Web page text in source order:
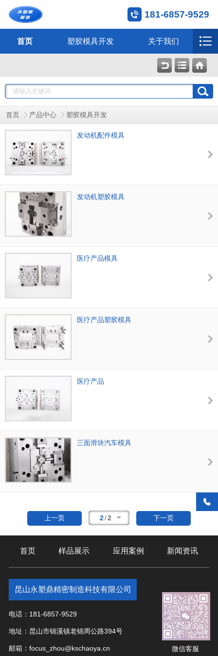
181-6857-9529
首页 塑胶模具开发 关于我们
首页 产品中心 塑胶模具开发
发动机配件模具
发动机塑胶模具
医疗产品模具
医疗产品塑胶模具
医疗产品
三面滑块汽车模具
上一页 2/2 下一页
首页 样品展示 应用案例 新闻资讯
昆山永塑鼎精密制造科技有限公司
电话：181-6857-9529
地址：昆山市锦溪镇老锦周公路394号
邮箱：focus_zhou@kschaoya.cn 微信客服